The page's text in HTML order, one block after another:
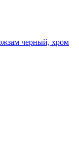
черный, хром